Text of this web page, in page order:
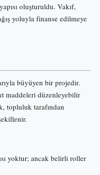
oluşturuldu. Vakıf,
yoluyla finanse edilmeye
büyüyen bir projedir.
maddeleri düzenleyebilir
topluluk tarafından
yoktur; ancak belirli roller